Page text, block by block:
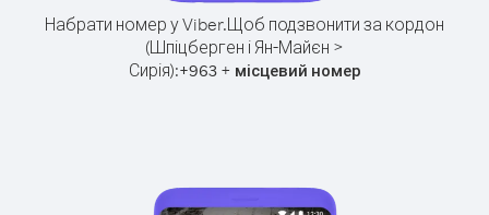
Набрати номер у Viber.Щоб подзвонити за кордон
(Шпіцберген і Ян-Майєн >
Сирія):+963+ місцевий номер